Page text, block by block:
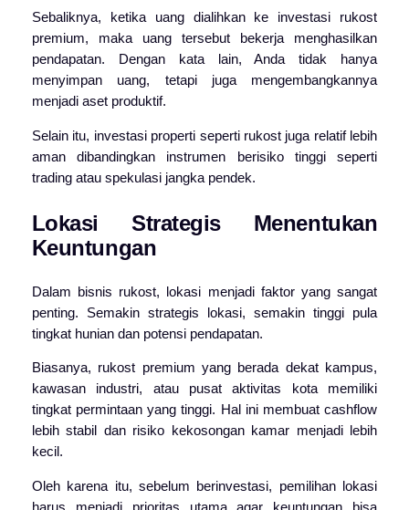
Sebaliknya, ketika uang dialihkan ke investasi rukost
premium, maka uang tersebut bekerja menghasilkan
pendapatan. Dengan kata lain, Anda tidak hanya
menyimpan uang, tetapi juga mengembangkannya
menjadi aset produktif.
Selain itu, investasi properti seperti rukost juga relatif lebih
aman dibandingkan instrumen berisiko tinggi seperti
trading atau spekulasi jangka pendek.
Lokasi Strategis Menentukan
Keuntungan
Dalam bisnis rukost, lokasi menjadi faktor yang sangat
penting. Semakin strategis lokasi, semakin tinggi pula
tingkat hunian dan potensi pendapatan.
Biasanya, rukost premium yang berada dekat kampus,
kawasan industri, atau pusat aktivitas kota memiliki
tingkat permintaan yang tinggi. Hal ini membuat cashflow
lebih stabil dan risiko kekosongan kamar menjadi lebih
kecil.
Oleh karena itu, sebelum berinvestasi, pemilihan lokasi